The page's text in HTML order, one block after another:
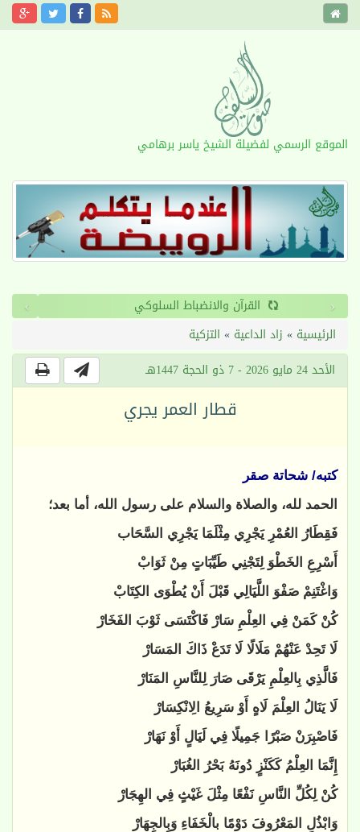
الموقع الرسمي لفضيلة الشيخ ياسر برهامي
القرآن والانضباط السلوكي ‹
›
الرئيسية » زاد الداعية » التزكية
الأحد 24 مايو 2026 - 7 ذو الحجة 1447هـ
قطار العمر يجري
كتبه/ شحاتة صقر
الحمد لله، والصلاة والسلام على رسول الله، أما بعد؛
فَقِطَارُ العُمْرِ يَجْرِي مِثْلَمَا يَجْرِي السَّحَاب
أَسْرِعِ الخَطْوَ لِتَجْنِي طَيِّبَاتٍ مِنْ ثَوَابْ
وَاغْتَنِمْ صَفْوَ اللَّيَالِي قَبْلَ أَنْ يُطْوَى الكِتَابْ
كُنْ كَمَنْ فِي العِلْمِ سَارْ فَاكْتَسَى ثَوْبَ الفَخَارْ
لَا تَحِدْ عَنْهُمْ مَلَالًا لَا تَدَعْ ذَاكَ المَسَارْ
فَالَّذِي بِالعِلْمِ يَرْقَى صَارَ لِلنَّاسِ المَنَارْ
لَا يَنَالُ العِلْمَ لَاهٍ أَوْ سَرِيعُ الِانْكِسَارْ
فَاصْبِرَنْ صَبْرًا جَمِيلًا فِي لَيَالٍ أَوْ نَهَارْ
إِنَّمَا العِلْمُ كَكَنْزٍ دُونَهُ بَحْرُ الغُبَارْ
كُنْ لِكُلِّ النَّاسِ نَفْعًا مِثْلَ غَيْثٍ فِي الهِجَارْ
وَابْذُلِ المَعْرُوفَ دَوْمًا بالْخَفَاءِ وَبِالجِهَارْ